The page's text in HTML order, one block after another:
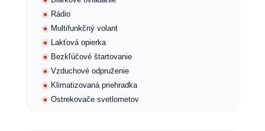
Rádio
Multifunkčný volant
Lakťová opierka
Bezkľúčové štartovanie
Vzduchové odpruženie
Klimatizovaná priehradka
Ostrekovače svetlometov